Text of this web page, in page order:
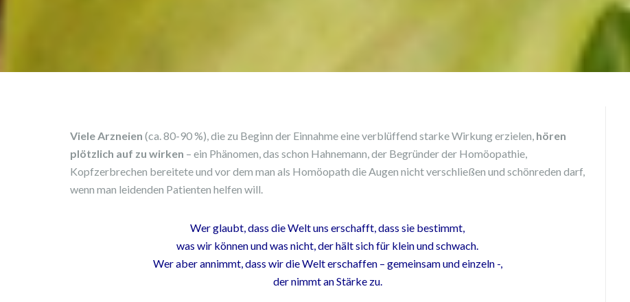
Viele Arzneien (ca. 80-90 %), die zu Beginn der Einnahme eine verblüffend starke Wirkung erzielen, hören
plötzlich auf zu wirken – ein Phänomen, das schon Hahnemann, der Begründer der Homöopathie,
Kopfzerbrechen bereitete und vor dem man als Homöopath die Augen nicht verschließen und schönreden darf,
wenn man leidenden Patienten helfen will.
Wer glaubt, dass die Welt uns erschafft,dass sie bestimmt,
was wir können und was nicht,der hält sich für klein und schwach.
Wer aber annimmt,dass wir die Welt erschaffen – gemeinsam und einzeln -,
der nimmt an Stärke zu.